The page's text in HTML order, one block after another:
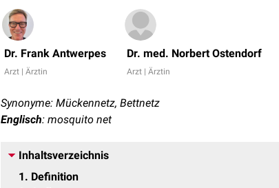
Dr. Frank Antwerpes
Arzt | Ärztin
Dr. med. Norbert Ostendorf
Arzt | Ärztin
Synonyme: Mückennetz, Bettnetz
Englisch: mosquito net
Inhaltsverzeichnis
1
Definition